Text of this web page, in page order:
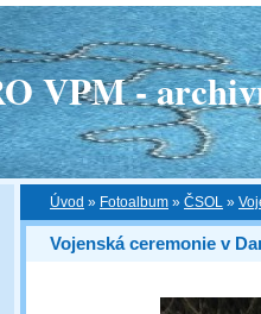
VPM -
Úvod » Fotoalbum » ČSOL »
Vojenská ceremonie v